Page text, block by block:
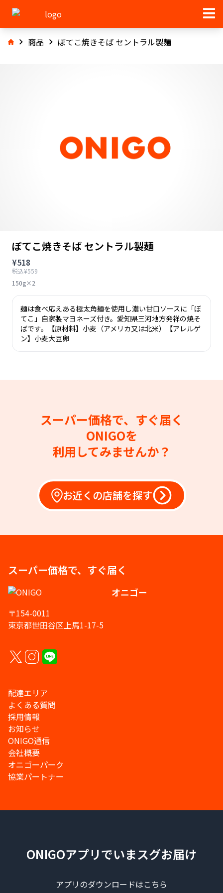
商品 ぼてこ焼きそば セントラル製麺
ぼてこ焼きそば セントラル製麺
¥518
税込¥559
150g×2
麺は食べ応えある極太角麺を使用し濃い甘口ソースに「ぼ
てこ」自家製マヨネーズ付き。愛知県三河地方発祥の焼そ
ばです。【原材料】小麦（アメリカ又は北米）【アレルゲ
ン】小麦大豆卵
スーパー価格で、すぐ届く
ONIGOを
利用してみませんか？
お近くの店舗を探す
スーパー価格で、すぐ届く
オニゴー
〒154-0011
東京都世田谷区上馬1-17-5
配達エリア
よくある質問
採用情報
お知らせ
ONIGO通信
会社概要
オニゴーパーク
協業パートナー
ONIGOアプリでいまスグお届け
アプリのダウンロードはこちら